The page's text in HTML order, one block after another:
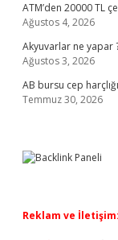
ATM’den 20000 TL
Ağustos 4, 2026
Akyuvarlar ne yapar
Ağustos 3, 2026
AB bursu cep
Temmuz 30, 2026
Reklam ve İletişim: